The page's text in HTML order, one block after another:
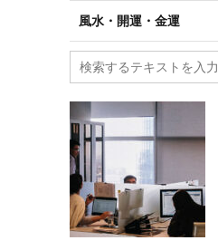
風水・開運・金運